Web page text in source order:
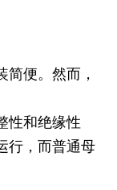
便。然而，
性和绝缘性
行，而普通母